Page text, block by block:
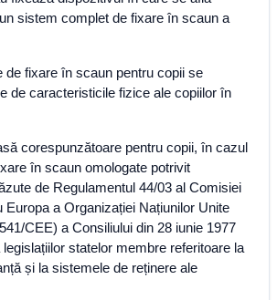
sistem complet de fixare în scaun a
de fixare în scaun pentru copii se
de caracteristicile fizice ale copiilor în
corespunzătoare pentru copii, în cazul
în scaun omologate potrivit
de Regulamentul 44/03 al Comisiei
Europa a Organizației Națiunilor Unite
CEE) a Consiliului din 28 iunie 1977
statelor membre referitoare la
și la sistemele de reținere ale